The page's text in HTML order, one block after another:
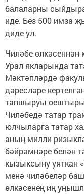
балаларны
иде. Без 500 имза
диде ул.
Чиләбе
Урал якларында
Мәктәпләрдә
дәресләре
тапшыруы
Чиләбедә татар
юлчыларга татар
аның милли
бәйрәмнәре белән
кызыксыну уяткан
менә чиләбеләр
өлкәсенең иң